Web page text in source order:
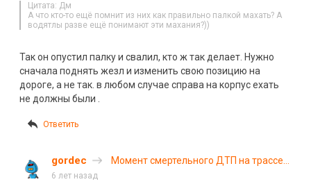
Цитата: Дм
А что кто-то ещё помнит из них как правильно палкой махать? А
водятлы разве ещё понимают эти махания?))
Так он опустил палку и свалил, кто ж так делает. Нужно
сначала поднять жезл и изменить свою позицию на
дороге, а не так. в любом случае справа на корпус ехать
не должны были .
Ответить
gordec
Момент смертельного ДТП на трассе
6 лет назад